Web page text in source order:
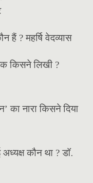
हैं ? महर्षि वेदव्यास
किसने लिखी ?
का नारा किसने दिया
कौन था ? डॉ.